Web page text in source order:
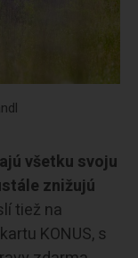
všetku svoju
znižujú
tiež na
KONUS, s